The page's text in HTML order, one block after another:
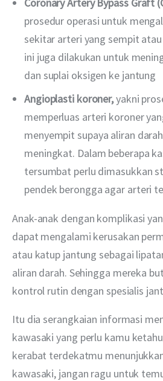
prosedur operasi untuk
sekitar arteri yang sempit
ini juga dilakukan untuk
dan suplai oksigen ke jantung
Angioplasti koroner,yakni
memperluas arteri koroner
menyempit supaya aliran
meningkat. Dalam beberapa
tersumbat perlu dimasukkan
pendek berongga agar arteri
Anak-anak dengan komplikasi
dapat mengalami kerusakan
atau katup jantung sebagai
aliran darah. Sehingga mereka
kontrol rutin dengan spesialis
Itu dia serangkaian informasi
kawasaki yang perlu kamu
kerabat terdekatmu
kawasaki, jangan ragu untuk